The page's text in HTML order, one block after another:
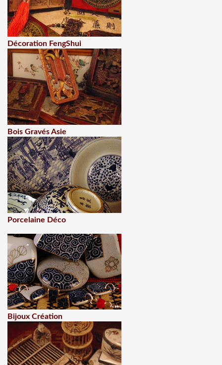
Décoration FengShui
Bois Gravés Asie
Porcelaine Déco
Bijoux Création